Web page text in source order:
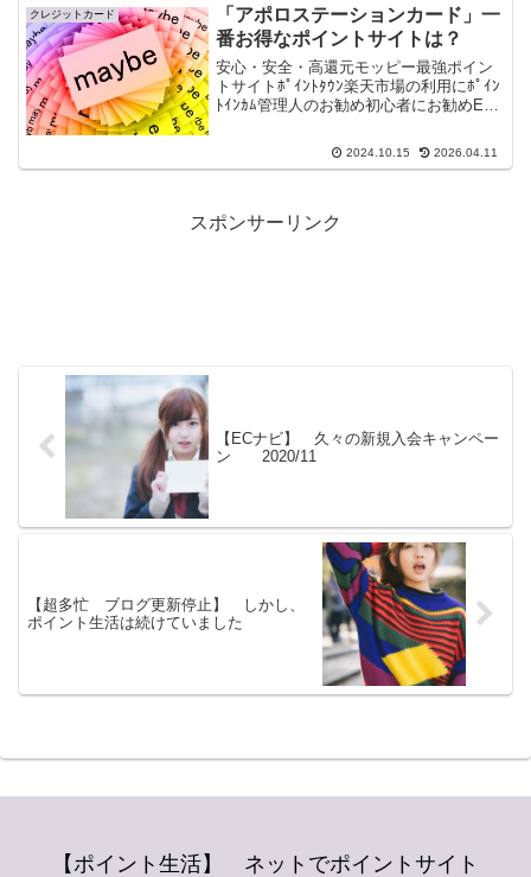
クレジットカード
「アポロステーションカード」一
番お得なポイントサイトは？
安心・安全・高還元モッピー最強ポイン
トサイトﾎﾟｲﾝﾄﾀｳﾝ楽天市場の利用にﾎﾟｲﾝ
ﾄｲﾝｶﾑ管理人のお勧め初心者にお勧めEC
元げん玉最速現金化憂鬱な日々が１年半
ほど続いています。しかし、何かをし
2024.10.15 2026.04.11
スポンサーリンク
【ECナビ】 久々の新規入会キャンペー
ン 2020/11
【超多忙 ブログ更新停止】 しかし、
ポイント生活は続けていました
【ポイント生活】 ネットでポイントサイト